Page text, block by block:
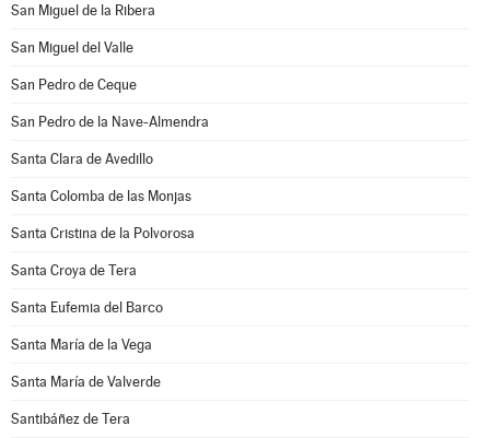
San Miguel de la Ribera
San Miguel del Valle
San Pedro de Ceque
San Pedro de la Nave-Almendra
Santa Clara de Avedillo
Santa Colomba de las Monjas
Santa Cristina de la Polvorosa
Santa Croya de Tera
Santa Eufemia del Barco
Santa María de la Vega
Santa María de Valverde
Santibáñez de Tera